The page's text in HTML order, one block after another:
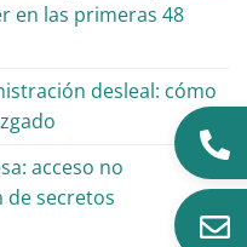
en las primeras 48
desleal: cómo
acceso no
de secretos